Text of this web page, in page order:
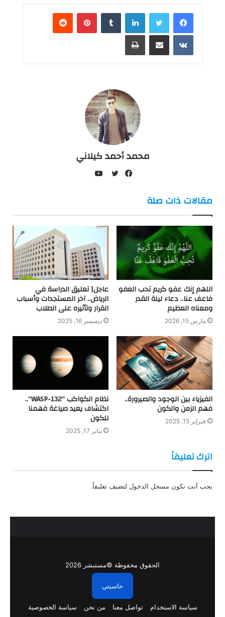
لينكدإن بينتيريست
مشاركة عبر البريد طباعة
محمد أحمد كيلاني
مقالات ذات صلة
اللهم إنك عفو كريم تحب العفو
فاعف عنا.. دعاء ليلة القدر
ومعناه العظيم
مارس 15, 2026
عاجل| تعليق الدراسة في
الرياض.. آخر المستجدات وأسباب
القرار وتأثيره على الطلاب
ديسمبر 16, 2025
الفيزياء بين الوجود والصيرورة..
فهم الزمن والكون
فبراير 15, 2025
نظام الكواكب “WASP-132”..
اكتشاف يعيد صياغة فهمنا
للكون
يناير 17, 2025
اترك تعليقاً
يجب أنت تكون مسجل الدخول لتضيف تعليقاً.
الحقوق محفوظة ©مستبشر 2026
حاسبتي
سياسة الاستخدام تواصل معنا من نحن سياسة الخصوصية